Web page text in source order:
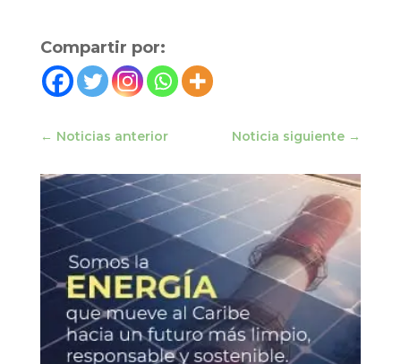
Compartir por:
← Noticias anterior Noticia siguiente →